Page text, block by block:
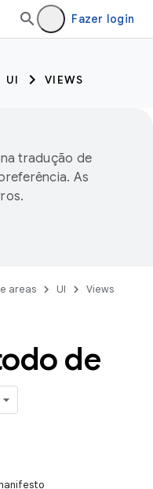
Fazer login
UI VIEWS
tradução de
As
areas UI Views
de